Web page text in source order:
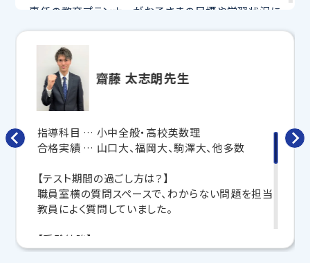
専任の教育プランナーがお子さまの目標や学習状況に
完全マンツーマン
寧に教えてくれるから、効率良く成績アップを目指せま
さらに、授業日以外も利用できる「自習スペース」
要科目の対策ができる
します。
トライで一緒に、今までで一番成長できる夏にしよ
う！
マンツーマンの無料体験授業、学習相談、教室見学は
お問い合わせは→こちら
齋藤 太志朗先生
指導科目 … 小中全般・高校英数理
合格実績 … 山口大、福岡大、駒澤大、他多数
【テスト期間の過ごし方は？】
職員室横の質問スペースで、わからない問題を担当
教員によく質問していました。
【受験勉強】
手帳に1ヶ月の学習予定をびっしり書き込んでいま